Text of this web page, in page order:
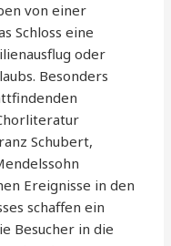
von einer
Schloss eine
oder
Besonders
Schubert,
Ereignisse in den
schaffen ein
Besucher in die